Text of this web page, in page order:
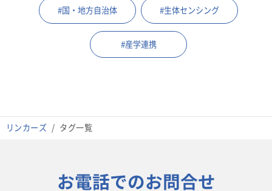
リンカーズ タグ一覧
#国・地方自治体 #生体センシング
#産学連携
お電話でのお問合せ